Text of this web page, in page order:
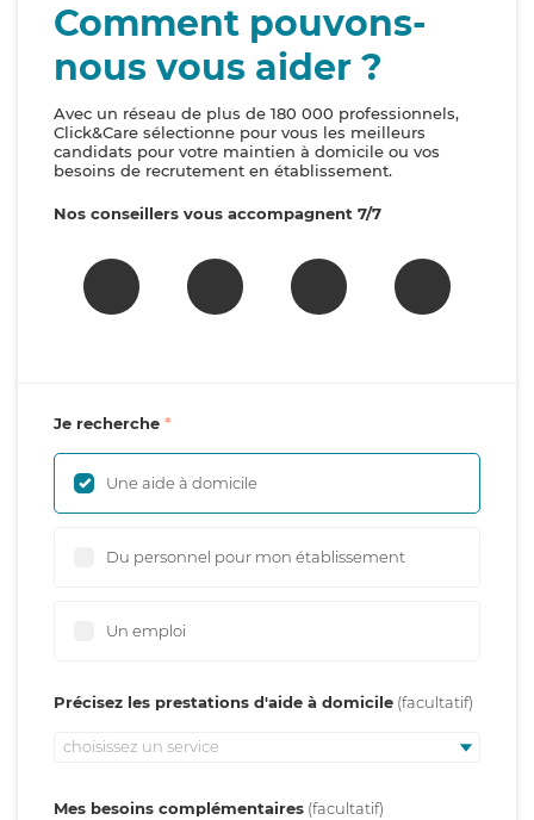
Comment pouvons-
nous vous aider ?
Avec un réseau de plus de 180 000 professionnels,
Click&Care sélectionne pour vous les meilleurs
candidats pour votre maintien à domicile ou vos
besoins de recrutement en établissement.
Nos conseillers vous accompagnent 7/7
Je recherche
Une aide à domicile
Du personnel pour mon établissement
Un emploi
Précisez les prestations d'aide à domicile
choisissez un service
Mes besoins complémentaires